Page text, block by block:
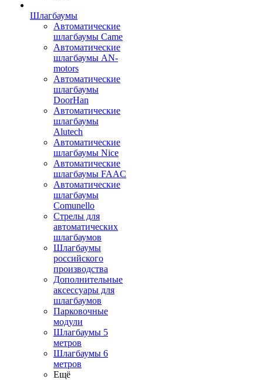
Шлагбаумы
Автоматические
шлагбаумы Came
Автоматические
шлагбаумы AN-
motors
Автоматические
шлагбаумы
DoorHan
Автоматические
шлагбаумы
Alutech
Автоматические
шлагбаумы Nice
Автоматические
шлагбаумы FAAC
Автоматические
шлагбаумы
Comunello
Стрелы для
автоматических
шлагбаумов
Шлагбаумы
российского
производства
Дополнительные
аксессуары для
шлагбаумов
Парковочные
модули
Шлагбаумы 5
метров
Шлагбаумы 6
метров
Ещё